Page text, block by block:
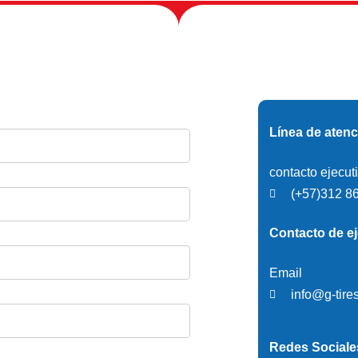
Línea de
contacto
(+57)312
Contacto de
Email
info@g-
Redes